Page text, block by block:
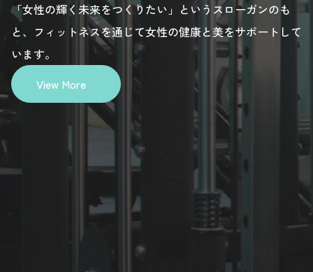
「女性の輝く未来をつくりたい」というスローガンのも
と、フィットネスを通じて女性の健康と美をサポートして
います。
View More